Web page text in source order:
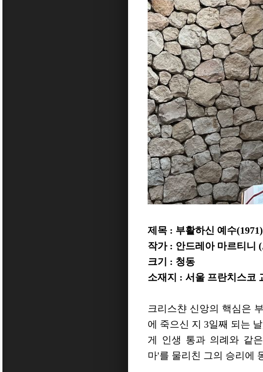
제목 : 부활하신 예수(1971)
작가 : 안드레아 마르티니
크기 : 청동
소재지 : 서울 프란치스코
크리스챤 신앙의 핵심은
에 죽으신 지 3일째 되는
게 인생 통과 의례와 같
마'를 물리친 그의 승리에